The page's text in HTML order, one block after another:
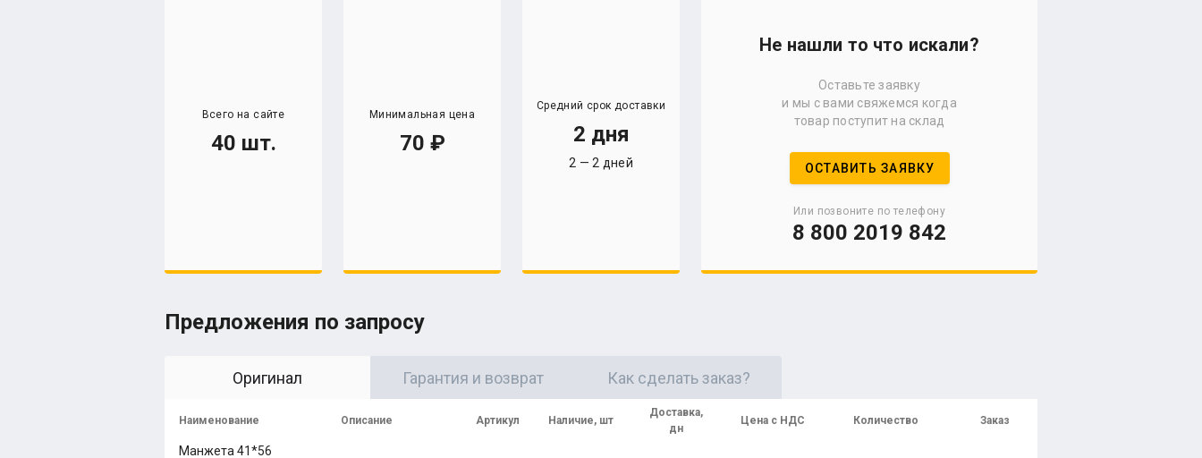
Всего на сайте
40 шт.
Минимальная цена
70
Средний срок доставки
2 дня
2 — 2 дней
Не нашли то что искали?
Оставьте заявку
и мы с вами свяжемся когда
товар поступит на склад
ОСТАВИТЬ ЗАЯВКУ
Или позвоните по телефону
8 800 2019 842
Предложения по запросу
Оригинал Гарантия и возврат Как сделать заказ?
Наименование Описание Артикул Наличие, шт
Доставка,
дн
Цена с НДС Количество Заказ
Манжета 41*56